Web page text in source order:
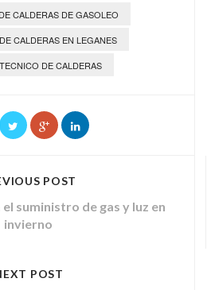
CALDERAS DE GASOLEO
CALDERAS EN LEGANES
DE CALDERAS
POST
suministro de gas y luz en
invierno
POST